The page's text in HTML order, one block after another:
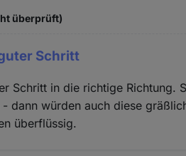
überprüft)
Schritt
Schritt in die richtige Richtung.
dann würden auch diese
überflüssig.